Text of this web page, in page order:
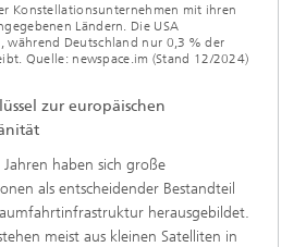
Konstellationsunternehmen mit ihren
Ländern. Die USA
während Deutschland nur 0,3 % der
Quelle: newspace.im (Stand 12/2024)
zur europäischen
haben sich große
als entscheidender Bestandteil
herausgebildet.
meist aus kleinen Satelliten in